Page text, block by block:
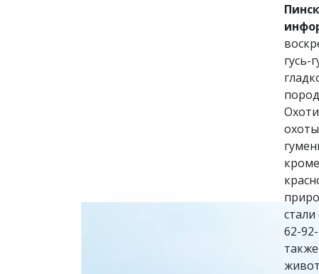
гусь-
62-